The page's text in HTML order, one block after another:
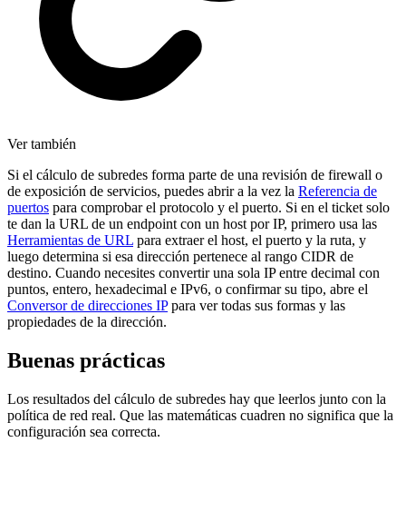
Ver también
Si el cálculo de subredes forma parte de una revisión de firewall o
de exposición de servicios, puedes abrir a la vez la Referencia de
puertos para comprobar el protocolo y el puerto. Si en el ticket solo
te dan la URL de un endpoint con un host por IP, primero usa las
Herramientas de URL para extraer el host, el puerto y la ruta, y
luego determina si esa dirección pertenece al rango CIDR de
destino. Cuando necesites convertir una sola IP entre decimal con
puntos, entero, hexadecimal e IPv6, o confirmar su tipo, abre el
Conversor de direcciones IPpara ver todas sus formas y las
propiedades de la dirección.
Buenas prácticas
Los resultados del cálculo de subredes hay que leerlos junto con la
política de red real. Que las matemáticas cuadren no significa que la
configuración sea correcta.